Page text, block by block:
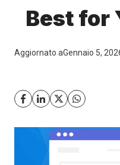
Best for
Aggiornato aGennaio 5,